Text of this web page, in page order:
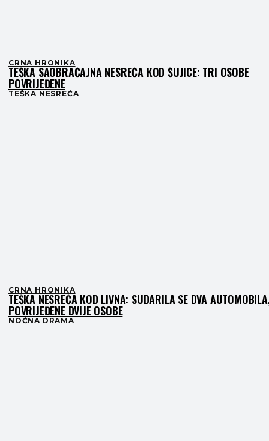
CRNA HRONIKA
TEŠKA SAOBRAĆAJNA NESREĆA KOD ŠUJICE: TRI OSOBE
POVRIJEĐENE
TEŠKA NESREĆA
CRNA HRONIKA
TEŠKA NESREĆA KOD LIVNA: SUDARILA SE DVA
POVRIJEĐENE DVIJE OSOBE
NOĆNA DRAMA